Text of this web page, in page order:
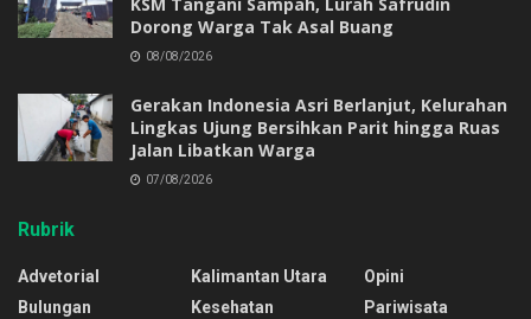
Dorong Warga Tak Asal Buang
08/08/2026
Gerakan Indonesia Asri Berlanjut, Kelurahan
Lingkas Ujung Bersihkan Parit hingga Ruas
Jalan Libatkan Warga
07/08/2026
Rubrik
Advetorial
Bulungan
Kalimantan Utara
Kesehatan
Opini
Pariwisata